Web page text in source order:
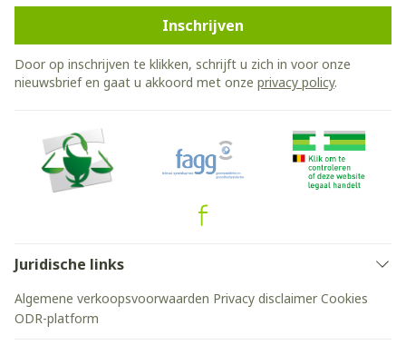
Inschrijven
Door op inschrijven te klikken, schrijft u zich in voor onze
nieuwsbrief en gaat u akkoord met onze privacy policy.
Juridische links
Algemene verkoopsvoorwaarden Privacy disclaimer Cookies
ODR-platform